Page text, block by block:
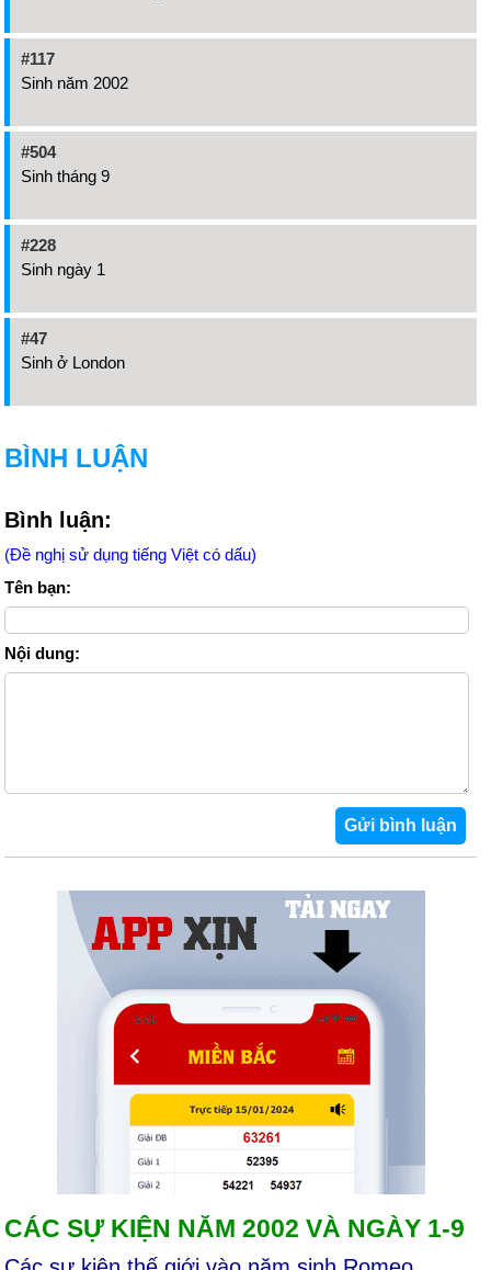
#117
Sinh năm 2002
#504
Sinh tháng 9
#228
Sinh ngày 1
#47
Sinh ở London
BÌNH LUẬN
Bình luận:
(Đề nghị sử dụng tiếng Việt có dấu)
Tên bạn:
Nội dung:
CÁC SỰ KIỆN NĂM 2002 VÀ NGÀY 1-9